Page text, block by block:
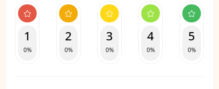
1
0%
2
0%
3
0%
4
0%
5
0%